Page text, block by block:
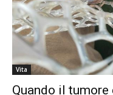
Vita
Quando il